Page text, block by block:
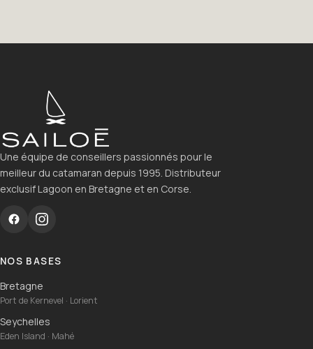
Une équipe de conseillers passionnés pour le
meilleur du catamaran depuis 1995. Distributeur
exclusif Lagoon en Bretagne et en Corse.
NOS BASES
Bretagne
Port de Kernevel · Lorient
Seychelles
Eden Island · Mahé